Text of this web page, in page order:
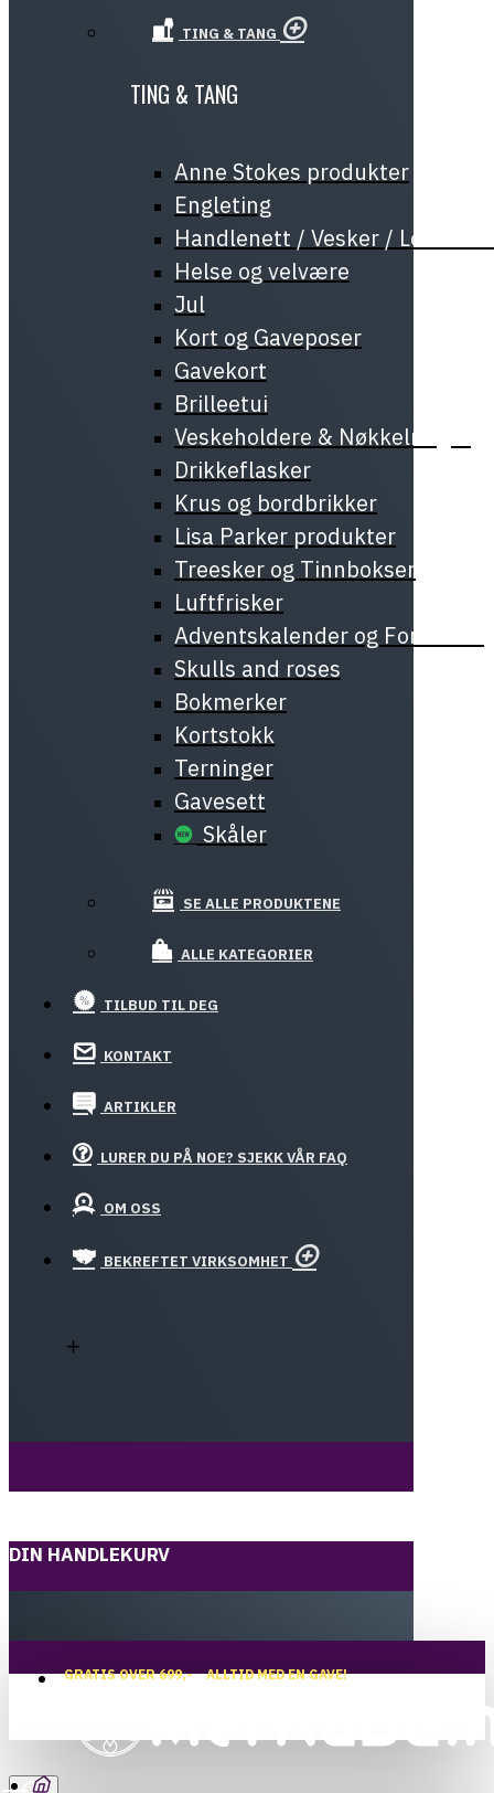
TING & TANG
TING & TANG
Anne Stokes produkter
Engleting
Handlenett / Vesker /
Helse og velvære
Jul
Kort og Gaveposer
Gavekort
Brilleetui
Veskeholdere & Nøkkelringer
Drikkeflasker
Krus og bordbrikker
Lisa Parker produkter
Treesker og Tinnbokser
Luftfrisker
Adventskalender og
Skulls and roses
Bokmerker
Kortstokk
Terninger
Gavesett
Skåler
SE ALLE PRODUKTENE
ALLE KATEGORIER
TILBUD TIL DEG
KONTAKT
ARTIKLER
LURER DU PÅ NOE? SJEKK VÅR FAQ
OM OSS
BEKREFTET VIRKSOMHET
DIN HANDLEKURV
GRATIS OVER 699,-ALLTID MED EN GAVE!